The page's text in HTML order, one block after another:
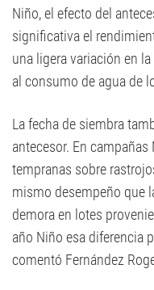
Niño, el efecto del
significativa el
una ligera variación en
al consumo de agua de
La fecha de siembra
antecesor. En
tempranas sobre
mismo desempeño que
demora en lotes
año Niño esa diferencia
comentó Fernández